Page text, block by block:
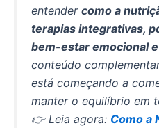
entender como a
terapias integrativas,
bem-estar emocional
conteúdo
está começando a
manter o equilíbrio em
👉 Leia agora: Como a